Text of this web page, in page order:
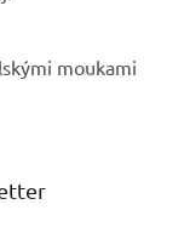
moukami